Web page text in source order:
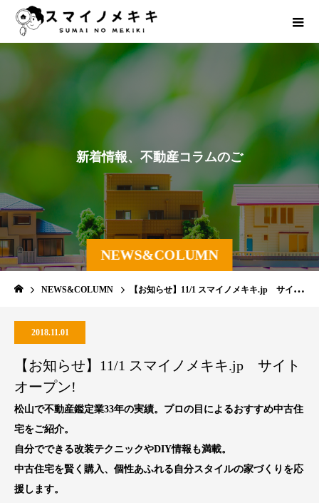
NEWS&COLUMN
着情報、不 動産コラ ムのご紹介
NEWS&COLUMN 【お知らせ】11/1 スマイノメキキ.jp サイトオープン!
2018.11.01
【お知らせ】11/1 スマイノメキキ.jp サイト
オープン!
松山で不動産鑑定業33年の実績。プロの目によるおすすめ中古住
宅をご紹介。
自分でできる改装テクニックやDIY情報も満載。
中古住宅を賢く購入、個性あふれる自分スタイルの家づくりを応
援します。